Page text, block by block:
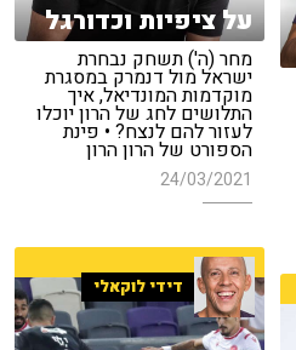
על ציפיות וכדורגל
מחר (ה') תשחק נבחרת
ישראל מול דנמרק במסגרת
מוקדמות המונדיאל, איך
התלושים לחג של הרון יוכלו
לעזור להם לנצח? • פינת
הספורט של הרון הרון
24/03/2021
דידי לוקאלי